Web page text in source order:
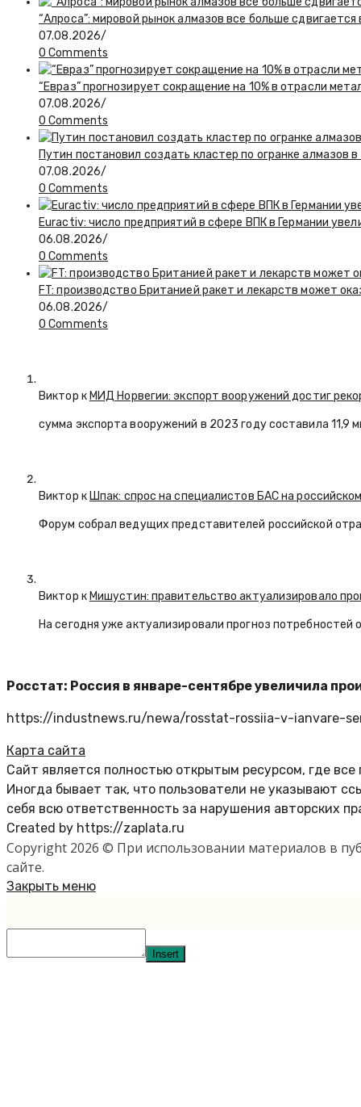
“Алроса”: мировой рынок алмазов все больше
07.08.2026/
0 Comments
“Евраз” прогнозирует сокращение на 10% в отрасли
07.08.2026/
0 Comments
Путин постановил создать кластер по огранке алмазов
07.08.2026/
0 Comments
Euractiv: число предприятий в сфере ВПК в Германии
06.08.2026/
0 Comments
FT: производство Британией ракет и лекарств может
06.08.2026/
0 Comments
Виктор кМИД Норвегии: экспорт вооружений достиг
сумма экспорта вооружений в 2023 году составила 11,9
Виктор кШпак: спрос на специалистов БАС на
Форум собрал ведущих представителей российской
Виктор кМишустин: правительство актуализировало
На сегодня уже актуализировали прогноз
Росстат: Россия в январе-сентябре увеличила
https://industnews.ru/newa/rosstat-rossiia-v-ianvare-
Карта сайта
Сайт является полностью открытым ресурсом, где
Иногда бывает так, что пользователи не указывают
себя всю ответственность за нарушения авторских
Created by https://zaplata.ru
Copyright 2026 © При использовании материалов в
сайте.
Закрыть меню
Insert